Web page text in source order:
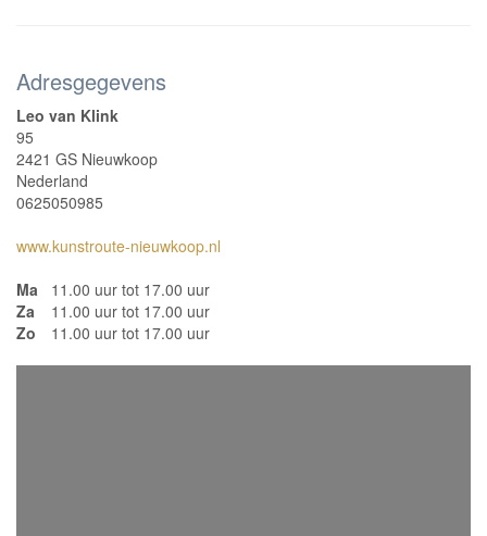
Adresgegevens
Leo van Klink
95
2421 GS Nieuwkoop
Nederland
0625050985
www.kunstroute-nieuwkoop.nl
Ma
11.00 uur tot 17.00 uur
Za
11.00 uur tot 17.00 uur
Zo
11.00 uur tot 17.00 uur